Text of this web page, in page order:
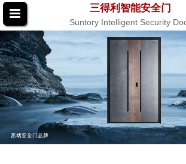
三得利智能安全门
Suntory Intelligent Security